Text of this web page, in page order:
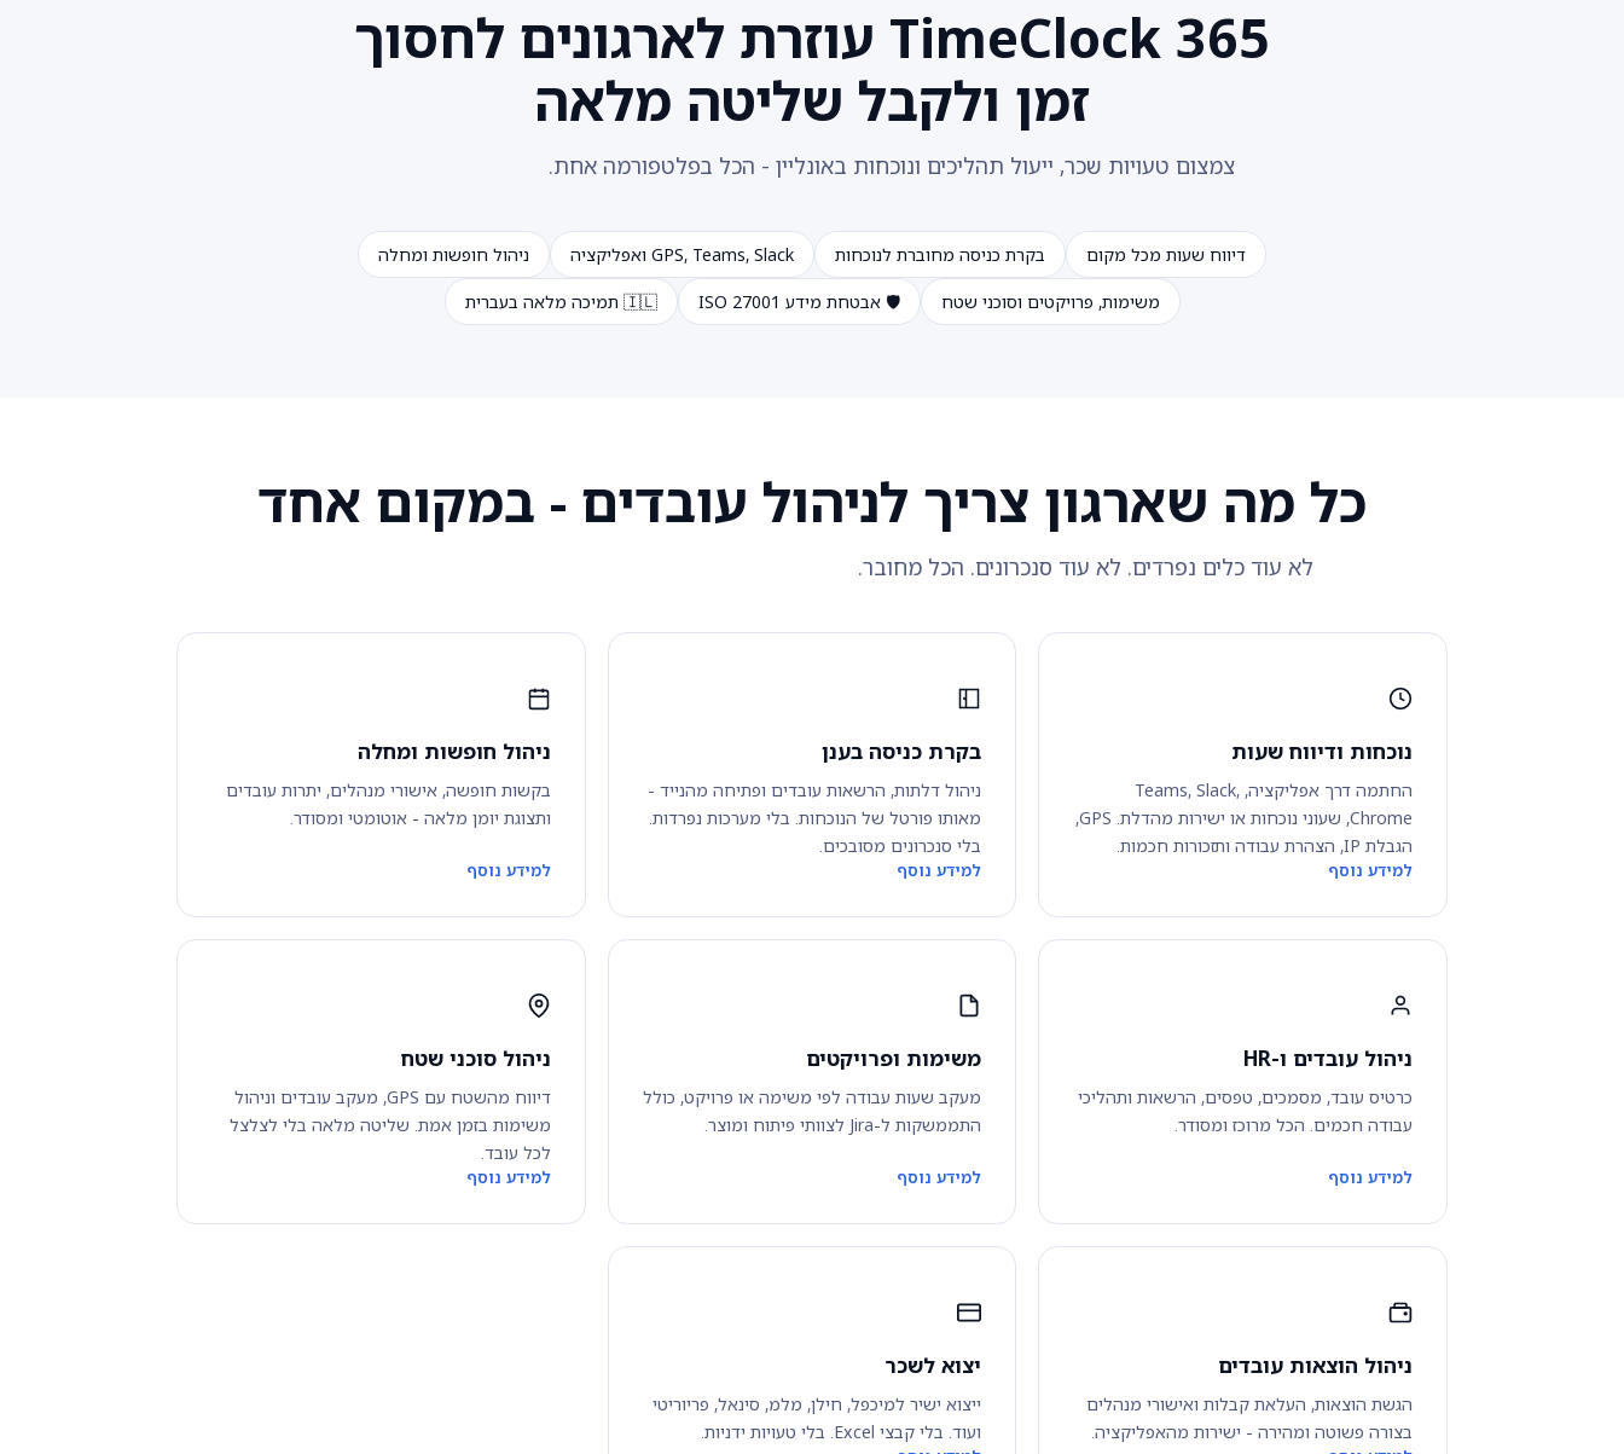
TimeClock 365 עוזרת לארגונים לחסוך
זמן ולקבל שליטה מלאה
צמצום טעויות שכר, ייעול תהליכים ונוכחות באונליין - הכל בפלטפורמה אחת.
דיווח שעות מכל מקום בקרת כניסה מחוברת לנוכחות GPS, Teams, Slack ואפליקציה ניהול חופשות ומחלה
משימות, פרויקטים וסוכני שטח 🛡️ אבטחת מידע ISO 27001 🇮🇱 תמיכה מלאה בעברית
כל מה שארגון צריך לניהול עובדים - במקום אחד
לא עוד כלים נפרדים. לא עוד סנכרונים. הכל מחובר.
נוכחות ודיווח שעות
החתמה דרך אפליקציה, Teams, Slack,
Chrome, שעוני נוכחות או ישירות מהדלת. GPS,
הגבלת IP, הצהרת עבודה ותזכורות חכמות.
למידע נוסף
בקרת כניסה בענן
ניהול דלתות, הרשאות עובדים ופתיחה מהנייד -
מאותו פורטל של הנוכחות. בלי מערכות נפרדות.
בלי סנכרונים מסובכים.
למידע נוסף
ניהול חופשות ומחלה
בקשות חופשה, אישורי מנהלים, יתרות עובדים
ותצוגת יומן מלאה - אוטומטי ומסודר.
למידע נוסף
ניהול עובדים ו-HR
כרטיס עובד, מסמכים, טפסים, הרשאות ותהליכי
עבודה חכמים. הכל מרוכז ומסודר.
למידע נוסף
משימות ופרויקטים
מעקב שעות עבודה לפי משימה או פרויקט, כולל
התממשקות ל-Jira לצוותי פיתוח ומוצר.
למידע נוסף
ניהול סוכני שטח
דיווח מהשטח עם GPS, מעקב עובדים וניהול
משימות בזמן אמת. שליטה מלאה בלי לצלצל
לכל עובד.
למידע נוסף
ניהול הוצאות עובדים
הגשת הוצאות, העלאת קבלות ואישורי מנהלים
בצורה פשוטה ומהירה - ישירות מהאפליקציה.
יצוא לשכר
ייצוא ישיר למיכפל, חילן, מלמ, סינאל, פריוריטי
ועוד. בלי קבצי Excel. בלי טעויות ידניות.